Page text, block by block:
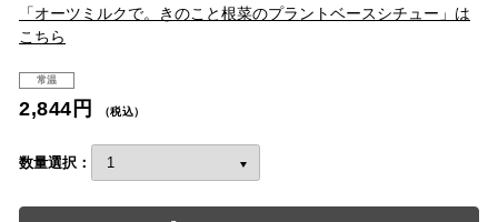
「オーツミルクで。きのこと根菜のプラントベースシチュー」は
こちら
常温
2,844円 （税込）
数量選択：